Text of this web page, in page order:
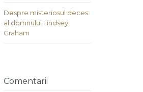
Despre misteriosul deces
al domnului Lindsey
Graham
Comentarii